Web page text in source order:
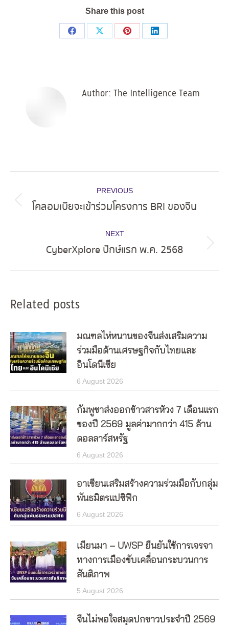
Share this post
Share
Share
Share
Share
Author: The Intelligence Team
navigation
PREVIOUS
Previous
โคลอมเบียจะเข้าร่วมโครงการ BRI ของจีน
NEXT
Next
CyberXplore ปักษ์แรก พ.ค. 2568
Related posts
มณฑลไห่หนานของจีนส่งเสริมความ
ร่วมมือด้านเศรษฐกิจกับไทยและ
อินโดนีเซีย
6 August 2026
กัมพูชาส่งออกข้าวสารห้วง 7 เดือนแรก
ของปี 2569 มูลค่ามากกว่า 415 ล้าน
ดอลลาร์สหรัฐ
6 August 2026
อาเซียนเสริมสร้างความร่วมมือกับกลุ่ม
พันธมิตรแปซิฟิก
6 August 2026
เมียนมา – UWSP ยืนยันใช้การเจรจา
ทางการเมืองขับเคลื่อนกระบวนการ
สันติภาพ
5 August 2026
จีนไม่พอใจสมุดปกขาวประจำปี 2569